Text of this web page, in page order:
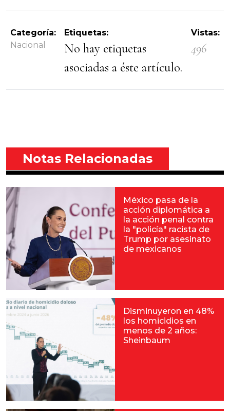
Categoría:
Nacional
Etiquetas:
No hay etiquetas
asociadas a éste artículo.
Vistas:
496
Notas Relacionadas
México pasa de la
acción diplomática a
la acción penal contra
la "policía" racista de
Trump por asesinato
de mexicanos
Disminuyeron en 48%
los homicidios en
menos de 2 años:
Sheinbaum